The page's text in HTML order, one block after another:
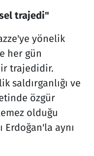
trajedi"
yönelik
her gün
trajedidir.
saldırganlığı ve
özgür
olduğu
Erdoğan'la aynı